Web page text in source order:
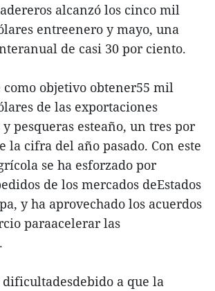
alcanzó los cinco mil
entreenero y mayo, una
de casi 30 por ciento.
objetivo obtener55 mil
de las exportaciones
pesqueras esteaño, un tres por
la cifra del año pasado. Con este
se ha esforzado por
de los mercados deEstados
y ha aprovechado los acuerdos
paraacelerar las
dificultadesdebido a que la